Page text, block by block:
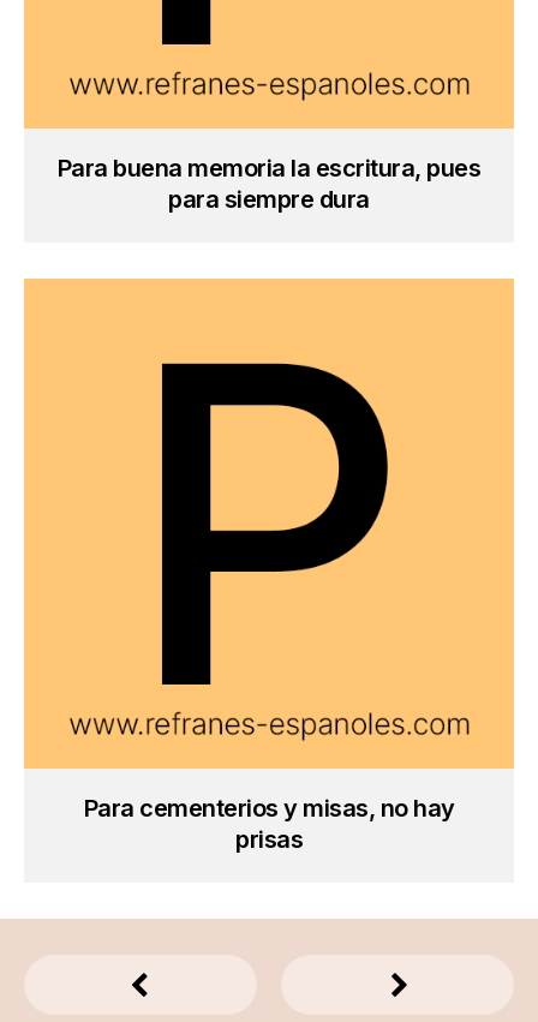
Para buena memoria la escritura, pues
para siempre dura
Para cementerios y misas, no hay
prisas